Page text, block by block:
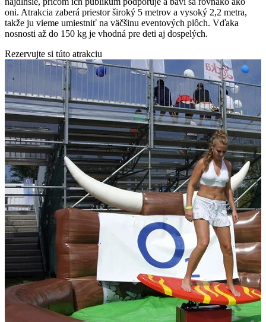
oni. Atrakcia zaberá priestor široký 5 metrov a vysoký 2,2 metra,
takže ju vieme umiestniť na väčšinu eventových plôch. Vďaka
nosnosti až do 150 kg je vhodná pre deti aj dospelých.
Rezervujte si túto atrakciu